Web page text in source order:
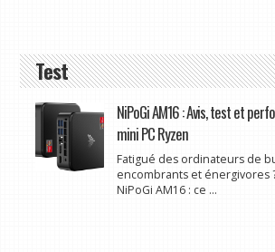
Test
NiPoGi AM16 : Avis, test et
mini PC Ryzen
Fatigué des ordinateurs de
encombrants et énergivores
NiPoGi AM16 : ce ...